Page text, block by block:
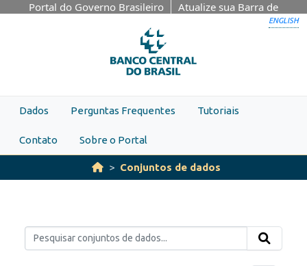
Skip to main content
Portal do Governo Brasileiro
Atualize sua Barra de
ENGLISH
Dados Perguntas Frequentes Tutoriais
Contato Sobre o Portal
Conjuntos de dados